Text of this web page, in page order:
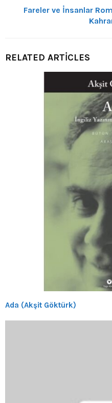
Fareler ve İnsanlar
RELATED ARTICLES
Ada (Akşit Göktürk)